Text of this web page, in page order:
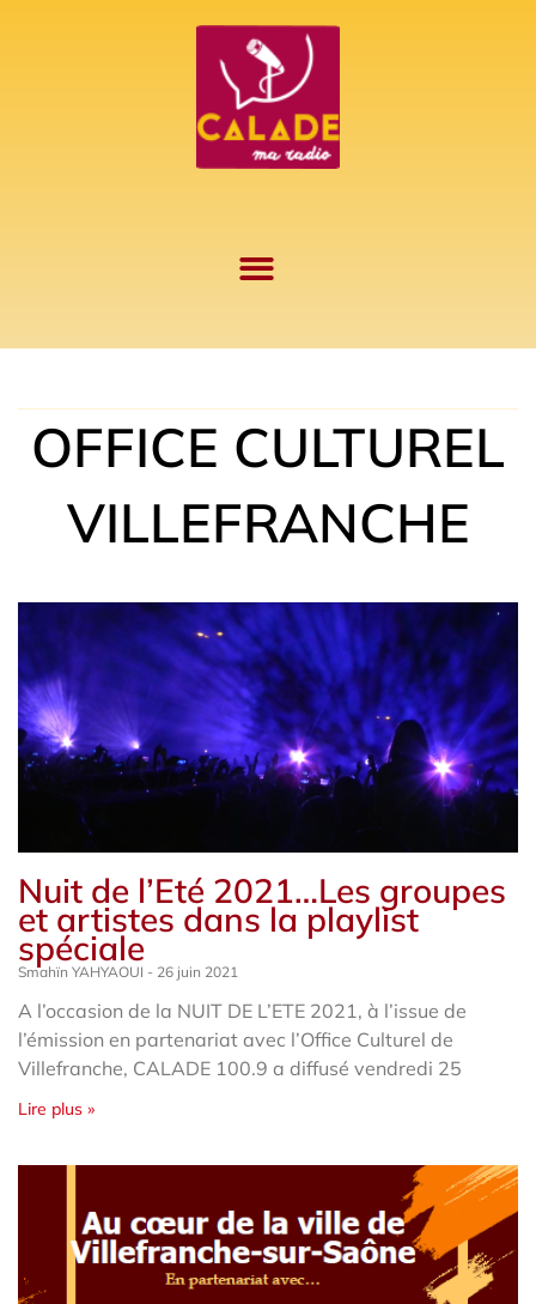
OFFICE CULTUREL
VILLEFRANCHE
Nuit de l’Eté 2021…Les groupes
et artistes dans la playlist
spéciale
Smahïn YAHYAOUI 26 juin 2021
A l’occasion de la NUIT DE L’ETE 2021, à l’issue de
l’émission en partenariat avec l’Office Culturel de
Villefranche, CALADE 100.9 a diffusé vendredi 25
Lire plus »